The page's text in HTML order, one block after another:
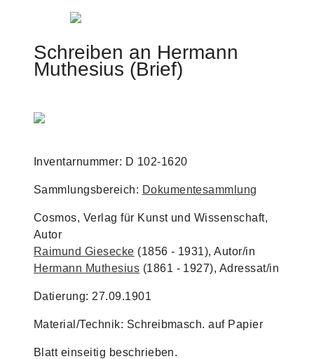
Jump to navigation
Schreiben an Hermann
Muthesius (Brief)
Inventarnummer: D 102-1620
Sammlungsbereich: Dokumentesammlung
Cosmos, Verlag für Kunst und Wissenschaft,
Autor
Raimund Giesecke (1856 - 1931), Autor/in
Hermann Muthesius (1861 - 1927), Adressat/in
Datierung: 27.09.1901
Material/Technik: Schreibmasch. auf Papier
Blatt einseitig beschrieben.